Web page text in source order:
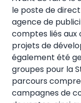
le poste de
agence de
comptes liés aux
projets de
également été
groupes pour la
parcours
campagnes de